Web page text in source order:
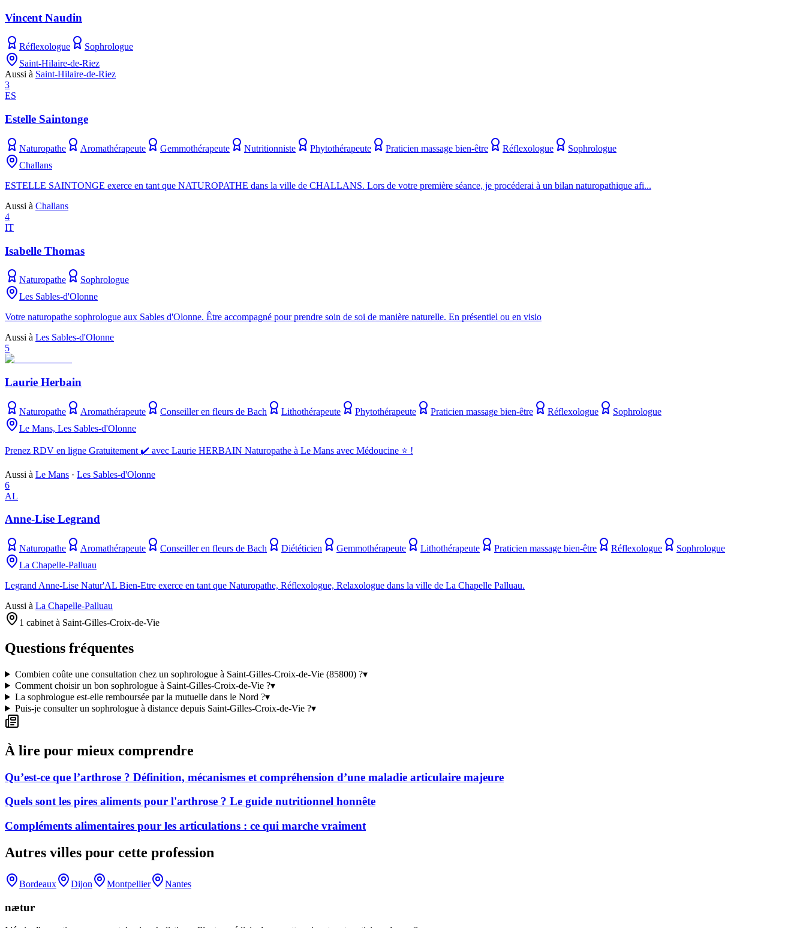
Vincent Naudin
Réflexologue
Sophrologue
Saint-Hilaire-de-Riez
Aussi à Saint-Hilaire-de-Riez
3
ES
Estelle Saintonge
Naturopathe Aromathérapeute Gemmothérapeute Nutritionniste Phytothérapeute Praticien massage bien-être Réflexologue
Sophrologue
Challans
ESTELLE SAINTONGE exerce en tant que NATUROPATHE dans la ville de CHALLANS. Lors de votre première séance, je procéderai à un bilan naturopathique afi...
Aussi à Challans
4
IT
Isabelle Thomas
Naturopathe
Sophrologue
Les Sables-d'Olonne
Votre naturopathe sophrologue aux Sables d'Olonne. Être accompagné pour prendre soin de soi de manière naturelle. En présentiel ou en visio
Aussi à Les Sables-d'Olonne
5
Laurie Herbain
Naturopathe Aromathérapeute Conseiller en fleurs de Bach Lithothérapeute Phytothérapeute Praticien massage bien-être Réflexologue
Sophrologue
Le Mans, Les Sables-d'Olonne
Prenez RDV en ligne Gratuitement ✔️ avec Laurie HERBAIN Naturopathe à Le Mans avec Médoucine ⭐ !
Aussi à Le Mans · Les Sables-d'Olonne
6
AL
Anne-Lise Legrand
Naturopathe Aromathérapeute Conseiller en fleurs de Bach Diététicien Gemmothérapeute Lithothérapeute Praticien massage bien-être Réflexologue
Sophrologue
La Chapelle-Palluau
Legrand Anne-Lise Natur'AL Bien-Etre exerce en tant que Naturopathe, Réflexologue, Relaxologue dans la ville de La Chapelle Palluau.
Aussi à La Chapelle-Palluau
1 cabinet à Saint-Gilles-Croix-de-Vie
Questions fréquentes
Combien coûte une consultation chez un sophrologue à Saint-Gilles-Croix-de-Vie (85800) ?▾
Comment choisir un bon sophrologue à Saint-Gilles-Croix-de-Vie ?▾
La sophrologue est-elle remboursée par la mutuelle dans le Nord ?▾
Puis-je consulter un sophrologue à distance depuis Saint-Gilles-Croix-de-Vie ?▾
À lire pour mieux comprendre
Qu’est-ce que l’arthrose ? Définition, mécanismes et compréhension d’une maladie articulaire majeure
Quels sont les pires aliments pour l'arthrose ? Le guide nutritionnel honnête
Compléments alimentaires pour les articulations : ce qui marche vraiment
Autres villes pour cette profession
Bordeaux Dijon Montpellier Nantes
nætur